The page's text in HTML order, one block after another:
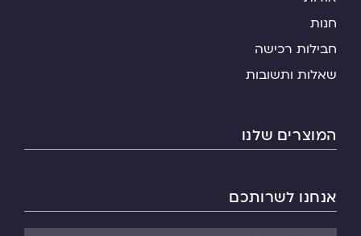
חנות
חבילות רכישה
שאלות ותשובות
המוצרים שלנו
אנחנו לשרותכם